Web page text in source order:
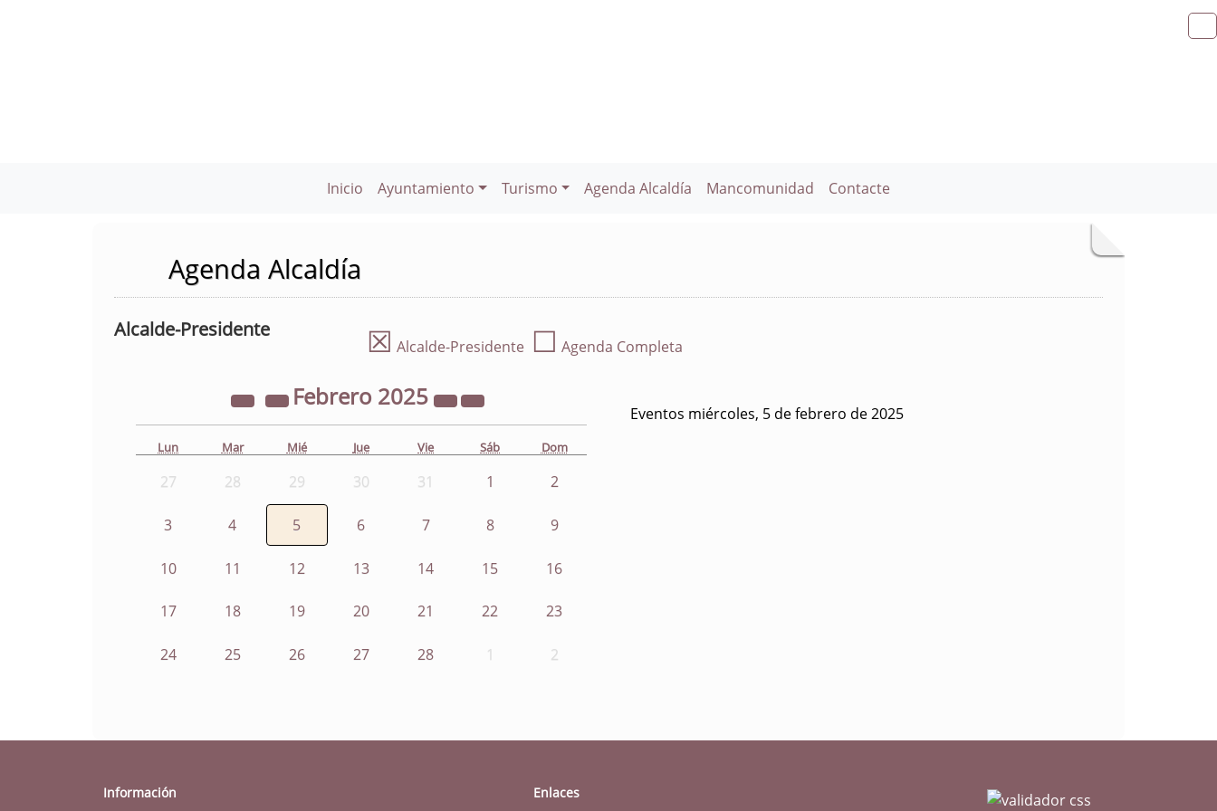
Inicio Ayuntamiento Turismo Agenda Alcaldía Mancomunidad Contacte
Agenda Alcaldía
Alcalde-Presidente ☒ Alcalde-Presidente ☐ Agenda Completa
Febrero 2025
Lun Mar Mié Jue Vie Sáb Dom
27 28 29 30 31 1 2
3 4 5 6 7 8 9
10 11 12 13 14 15 16
17 18 19 20 21 22 23
24 25 26 27 28 1 2
Eventos miércoles, 5 de febrero de 2025
Información Enlaces